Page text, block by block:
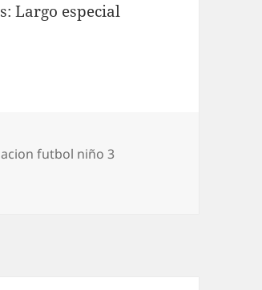
Largo especial
futbol niño 3